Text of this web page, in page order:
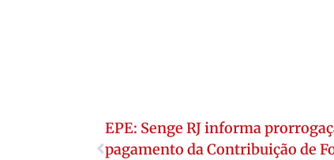
EPE: Senge RJ informa
pagamento da Contribuição de